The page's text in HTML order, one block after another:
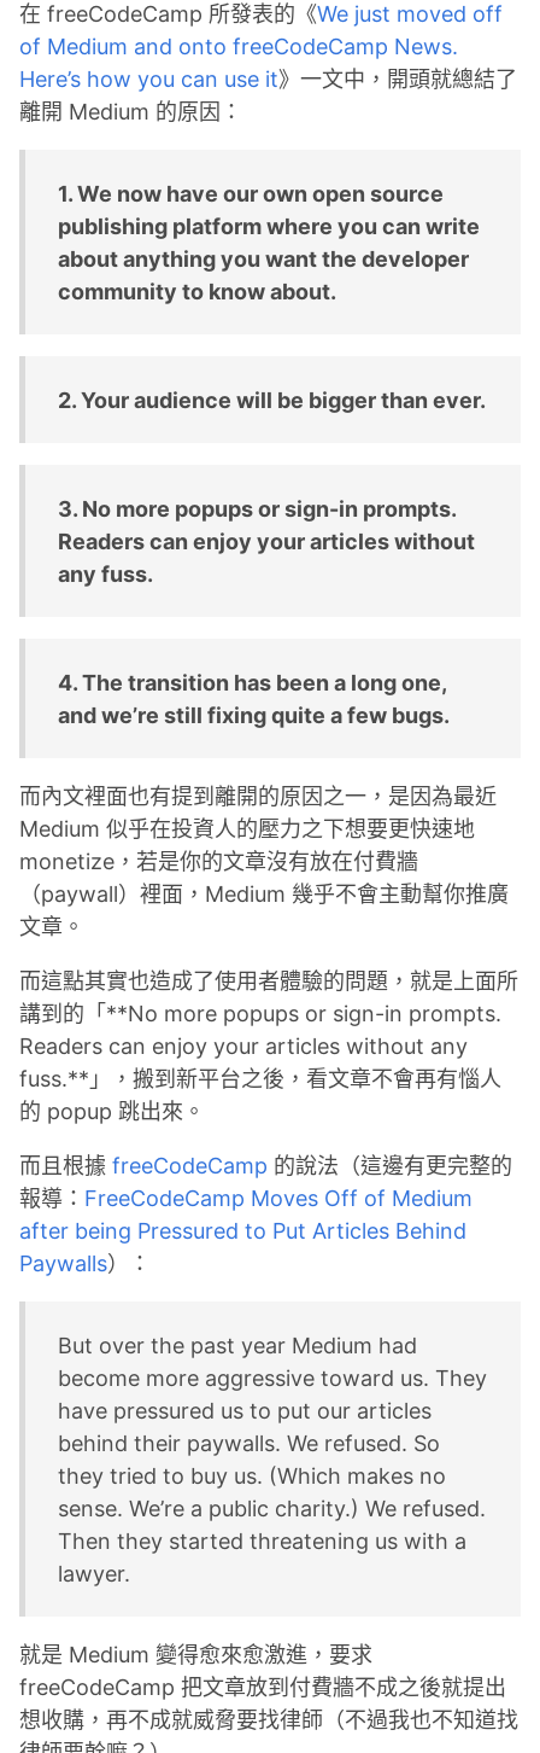
在 freeCodeCamp 所發表的《We just moved off
of Medium and onto freeCodeCamp News.
Here’s how you can use it》一文中，開頭就總結了
離開 Medium 的原因：
1. We now have our own open source
publishing platform where you can write
about anything you want the developer
community to know about.
2. Your audience will be bigger than ever.
3. No more popups or sign-in prompts.
Readers can enjoy your articles without
any fuss.
4. The transition has been a long one,
and we’re still fixing quite a few bugs.
而內文裡面也有提到離開的原因之一，是因為最近
Medium 似乎在投資人的壓力之下想要更快速地
monetize，若是你的文章沒有放在付費牆
（paywall）裡面，Medium 幾乎不會主動幫你推廣
文章。
而這點其實也造成了使用者體驗的問題，就是上面所
講到的「**No more popups or sign-in prompts.
Readers can enjoy your articles without any
fuss.**」，搬到新平台之後，看文章不會再有惱人
的 popup 跳出來。
而且根據 freeCodeCamp 的說法（這邊有更完整的
報導： FreeCodeCamp Moves Off of Medium
after being Pressured to Put Articles Behind
Paywalls）：
But over the past year Medium had
become more aggressive toward us. They
have pressured us to put our articles
behind their paywalls. We refused. So
they tried to buy us. (Which makes no
sense. We’re a public charity.) We refused.
Then they started threatening us with a
lawyer.
就是 Medium 變得愈來愈激進，要求
freeCodeCamp 把文章放到付費牆不成之後就提出
想收購，再不成就威脅要找律師（不過我也不知道找